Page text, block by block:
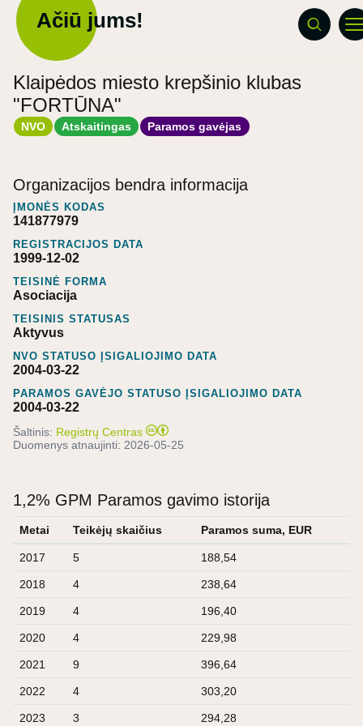
Ačiū jums!
Klaipėdos miesto krepšinio klubas
"FORTŪNA"
NVO Atskaitingas Paramos gavėjas
Organizacijos bendra informacija
ĮMONĖS KODAS
141877979
REGISTRACIJOS DATA
1999-12-02
TEISINĖ FORMA
Asociacija
TEISINIS STATUSAS
Aktyvus
NVO STATUSO ĮSIGALIOJIMO DATA
2004-03-22
PARAMOS GAVĖJO STATUSO ĮSIGALIOJIMO DATA
2004-03-22
Šaltinis: Registrų Centras
Duomenys atnaujinti: 2026-05-25
1,2% GPM Paramos gavimo istorija
Metai Teikėjų skaičius Paramos suma, EUR
2017 5 188,54
2018 4 238,64
2019 4 196,40
2020 4 229,98
2021 9 396,64
2022 4 303,20
2023 3 294,28